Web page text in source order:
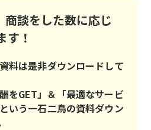
商談をした数に応じ
す！
料は是非ダウンロードして
をGET」＆「最適なサービ
いう一石二鳥の資料ダウン